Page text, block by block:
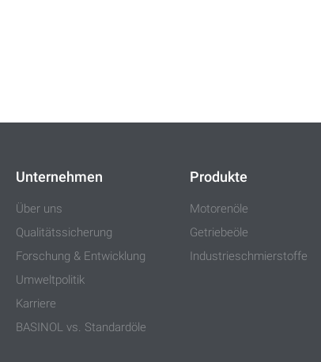
Unternehmen
Über uns
Qualitätssicherung
Forschung & Entwicklung
Umweltpolitik
Karriere
BASINOL vs. Standardöle
Produkte
Motorenöle
Getriebeöle
Industrieschmierstoffe